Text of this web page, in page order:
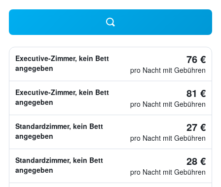
Executive-Zimmer, kein Bett
angegeben
76 €
pro Nacht mit Gebühren
Executive-Zimmer, kein Bett
angegeben
81 €
pro Nacht mit Gebühren
Standardzimmer, kein Bett
angegeben
27 €
pro Nacht mit Gebühren
Standardzimmer, kein Bett
angegeben
28 €
pro Nacht mit Gebühren